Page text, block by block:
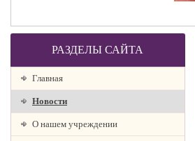
РАЗДЕЛЫ САЙТА
Главная
Новости
О нашем учреждении